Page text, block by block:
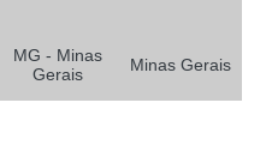
MG - Minas
Gerais
Minas Gerais